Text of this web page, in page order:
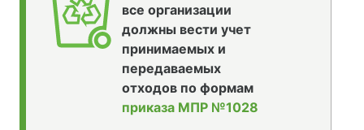
все организации
должны вести учет
принимаемых и
передаваемых
отходов по формам
приказа МПР №1028